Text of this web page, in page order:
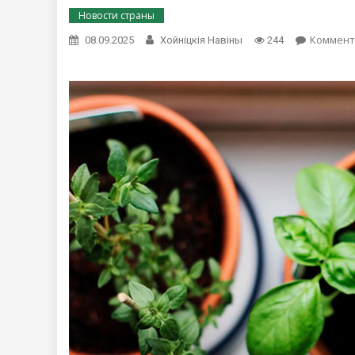
Новости страны
08.09.2025 Хойнiцкiя Навiны 244